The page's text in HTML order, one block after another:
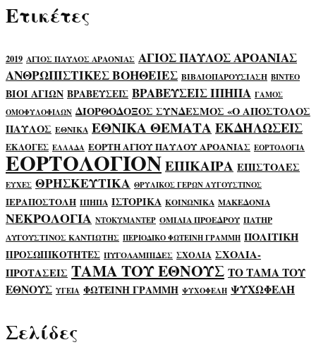
Ετικέτες
2019 ΑΓΙΟΣ ΠΑΥΛΟΣ ΑΡΑΟΝΙΑΣ ΑΓΙΟΣ ΠΑΥΛΟΣ ΑΡΟΑΝΙΑΣ
ΑΝΘΡΩΠΙΣΤΙΚΕΣ ΒΟΗΘΕΙΕΣ ΒΙΒΛΙΟΠΑΡΟΥΣΙΑΣΗ ΒΙΝΤΕΟ
ΒΙΟΙ ΑΓΙΩΝ ΒΡΑΒΕΥΣΕΙΣ ΒΡΑΒΕΥΣΕΙΣ ΙΠΗΠΑ ΓΑΜΟΣ
ΟΜΟΦΥΛΟΦΙΛΩΝ ΔΙΟΡΘΟΔΟΞΟΣ ΣΥΝΔΕΣΜΟΣ «Ο ΑΠΟΣΤΟΛΟΣ
ΠΑΥΛΟΣ ΕΘΝΙΚΑ ΕΘΝΙΚΑ ΘΕΜΑΤΑΕΚΔΗΛΩΣΕΙΣ
ΕΚΛΟΓΕΣ ΕΛΛΑΔΑ ΕΟΡΤΗ ΑΓΙΟΥ ΠΑΥΛΟΥ ΑΡΟΑΝΙΑΣ ΕΟΡΤΟΛΟΓΙΑ
ΕΟΡΤΟΛΟΓΙΟΝΕΠΙΚΑΙΡΑ ΕΠΙΣΤΟΛΕΣ
ΕΥΧΕΣ ΘΡΗΣΚΕΥΤΙΚΑ ΘΡΥΛΙΚΟΣ ΓΕΡΩΝ ΑΥΓΟΥΣΤΙΝΟΣ
ΙΕΡΑΠΟΣΤΟΛΗ ΙΠΗΠΑ ΙΣΤΟΡΙΚΑ ΚΟΙΝΩΝΙΚΑ ΜΑΚΕΔΟΝΙΑ
ΝΕΚΡΟΛΟΓΙΑ ΝΤΟΚΥΜΑΝΤΕΡ ΟΜΙΛΙΑ ΠΡΟΕΔΡΟΥ ΠΑΤΗΡ
ΑΥΓΟΥΣΤΙΝΟΣ ΚΑΝΤΙΩΤΗΣ ΠΕΡΙΟΔΙΚΟ ΦΩΤΕΙΝΗ ΓΡΑΜΜΗ ΠΟΛΙΤΙΚΗ
ΠΡΟΣΩΠΙΚΟΤΗΤΕΣ ΠΥΓΟΛΑΜΠΙΔΕΣ ΣΧΟΛΙΑ ΣΧΟΛΙΑ-
ΠΡΟΤΑΣΕΙΣ ΤΑΜΑ ΤΟΥ ΕΘΝΟΥΣ ΤΟ ΤΑΜΑ ΤΟΥ
ΕΘΝΟΥΣ ΥΓΕΙΑ ΦΩΤΕΙΝΗ ΓΡΑΜΜΗ ΨΥΧΟΦΕΛΗ ΨΥΧΩΦΕΛΗ
Σελίδες